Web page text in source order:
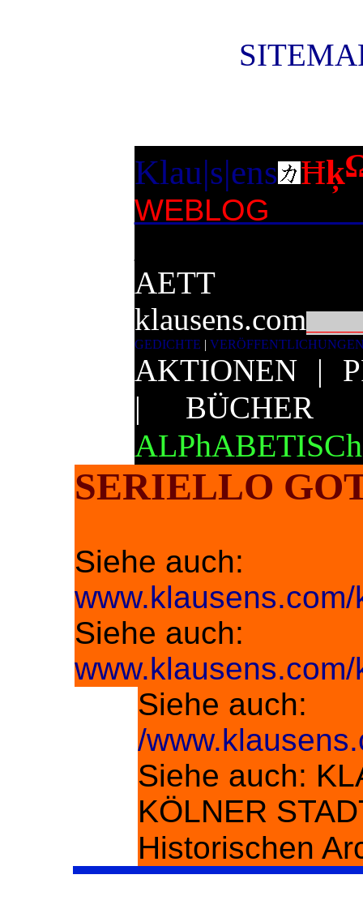
Klau|s|ens Ħķ
WEBLOG
AETT
klausens.com
GEDICHTE |
AKTIONEN |
| BÜCHER
SERIELLO
Siehe auch:
Siehe auch:
Siehe auch:
/
Siehe auch:
KÖLNER
Historischen